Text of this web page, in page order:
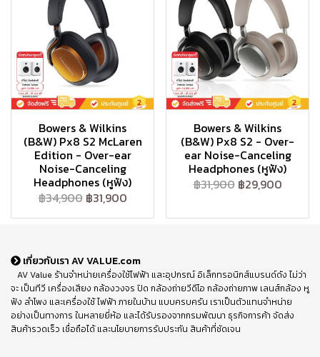
Bowers & Wilkins
(B&W) Px8 S2 McLaren
Edition - Over-ear
Noise-Canceling
Headphones (หูฟัง)
฿34,900 ฿31,900
Bowers & Wilkins
(B&W) Px8 S2 - Over-
ear Noise-Canceling
Headphones (หูฟัง)
฿31,900 ฿29,900
เกี่ยวกับเรา AV VALUE.com
AV Value ร้านจำหน่ายเครื่องใช้ไฟฟ้า และอุปกรณ์ อิเล็กทรอนิกส์แบรนด์ดัง ไม่ว่า
จะ เป็นทีวี เครื่องเสียง กล้องวงจร ปิด กล้องถ่ายวีดีโอ กล้องถ่ายภาพ เลนส์กล้อง หู
ฟัง ลำโพง และเครื่องใช้ ไฟฟ้า ภายในบ้าน แบบครบครัน เราเป็นตัวแทนจำหน่าย
อย่างเป็นทางการ ในหลายยี่ห้อ และได้รับรองจากกรมพัฒนา ธุรกิจการค้า จัดส่ง
สินค้ารวดเร็ว เชื่อถือได้ และนโยบายการรับประกัน สินค้าที่ชัดเจน